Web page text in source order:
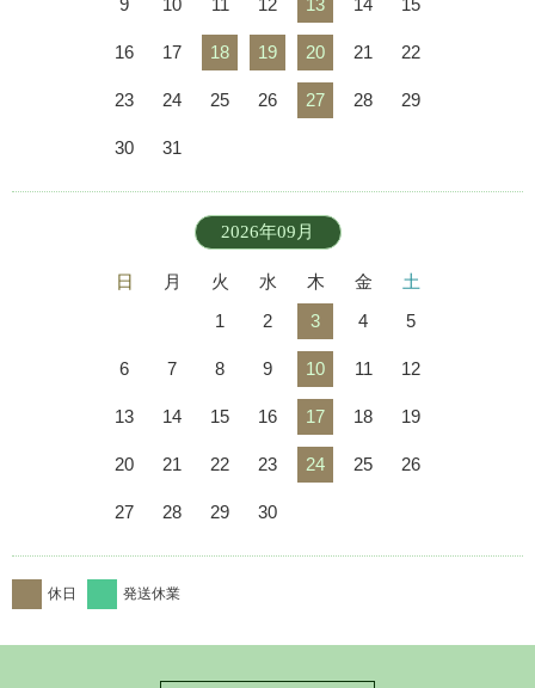
9 10 11 12 13 14 15
16 17 18 19 20 21 22
23 24 25 26 27 28 29
30 31
2026年09月
日 月 火 水 木 金
土
1
2 3 4 5
6 7 8 9 10 11 12
13 14 15 16 17 18 19
20 21 22 23 24 25 26
27 28 29 30
休日 発送休業